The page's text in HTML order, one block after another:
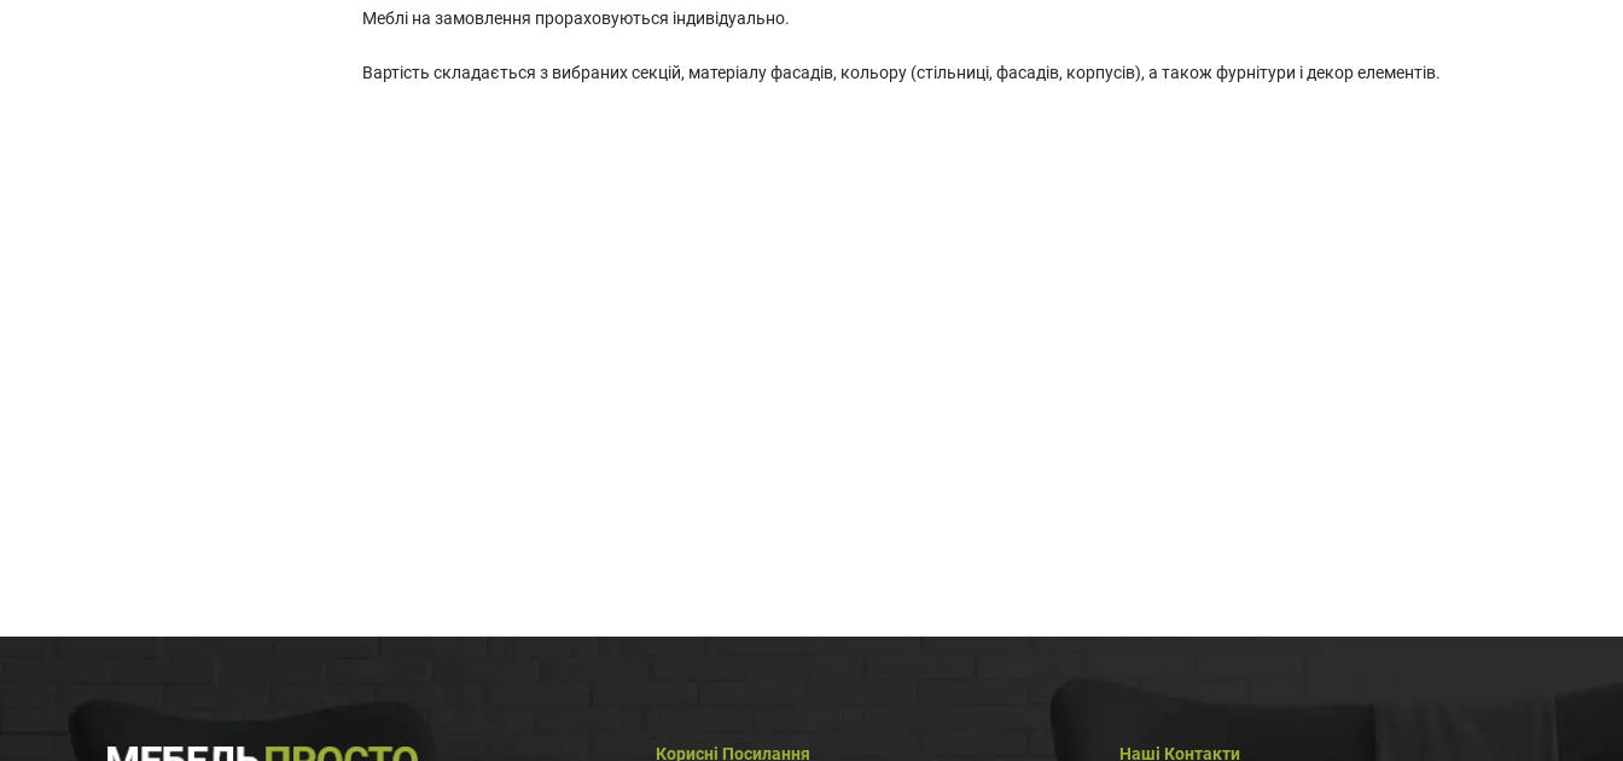
Меблі на замовлення прораховуються індивідуально.
Вартість складається з вибраних секцій, матеріалу фасадів, кольору (стільниці, фасадів, корпусів), а також фурнітури і декор елементів.
Корисні Посилання Наші Контакти